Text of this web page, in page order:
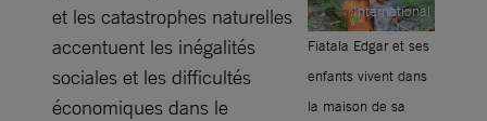
et les catastrophes naturelles
accentuent les inégalités
sociales et les difficultés
économiques dans le
International
Fiatala Edgar et ses
enfants vivent dans
la maison de sa